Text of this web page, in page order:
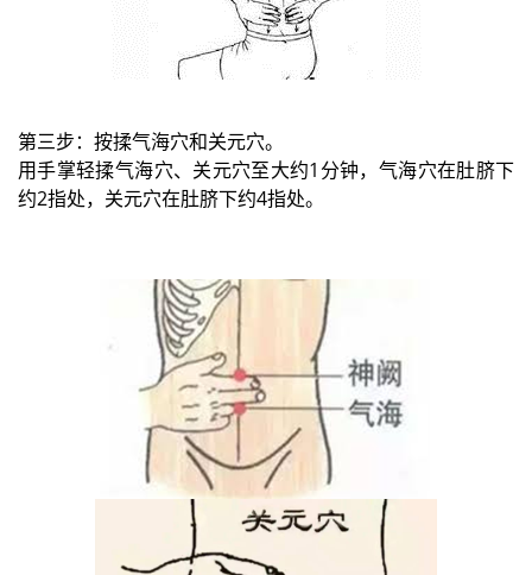
第三步：按揉气海穴和关元穴。
用手掌轻揉气海穴、关元穴至大约1分钟，气海穴在肚脐下
约2指处，关元穴在肚脐下约4指处。